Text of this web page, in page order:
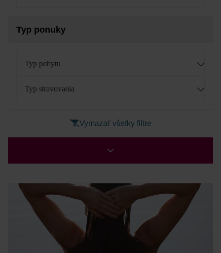
Typ ponuky
Typ pobytu
Typ stravovania
Vymazať všetky filtre